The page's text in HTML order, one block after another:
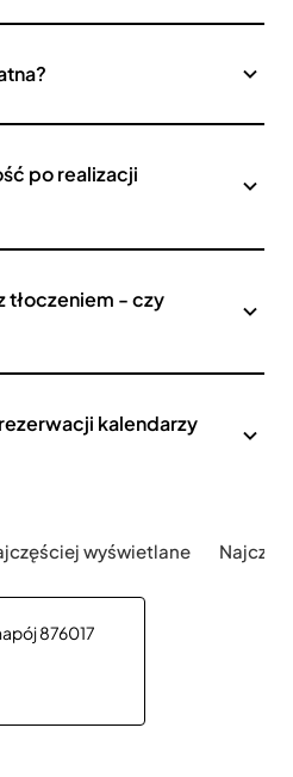
po realizacji
tłoczeniem - czy
kalendarzy
wyświetlane
876017